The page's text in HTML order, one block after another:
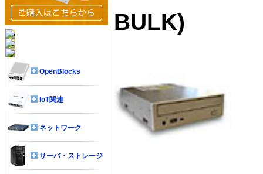
BULK)
OpenBlocks
IoT関連
ネットワーク
サーバ・ストレージ